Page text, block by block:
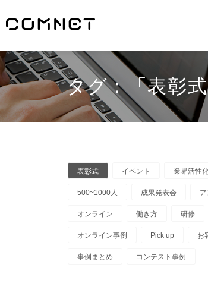
タグ：「表彰
表彰式 イベント 業界活性
500~1000人 成果発表会
オンライン 働き方 研修
オンライン事例 Pick up お
事例まとめ コンテスト事例